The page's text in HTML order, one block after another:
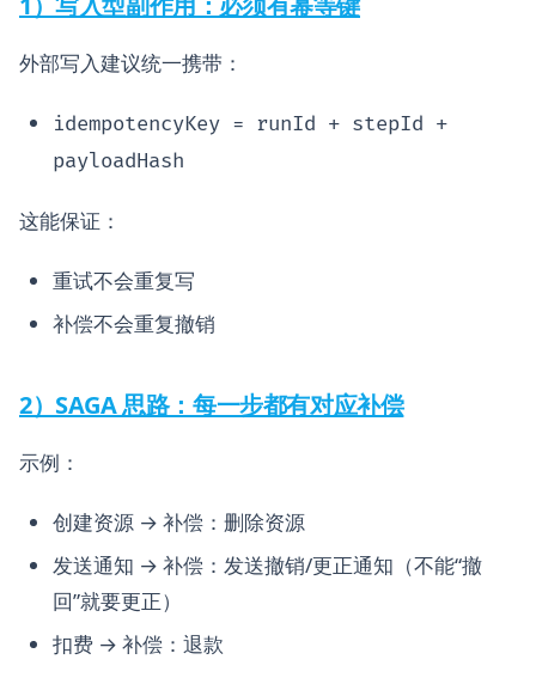
外部写入建议统一携带：
idempotencyKey = runId + stepId +
payloadHash
这能保证：
重试不会重复写
补偿不会重复撤销
2）SAGA 思路：每一步都有对应补偿
示例：
创建资源 → 补偿：删除资源
发送通知 → 补偿：发送撤销/更正通知（不能“撤
回”就要更正）
扣费 → 补偿：退款